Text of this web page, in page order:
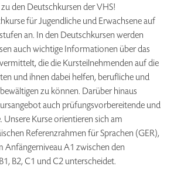
den Deutschkursen der VHS!
für Jugendliche und Erwachsene auf
an. In den Deutschkursen werden
auch wichtige Informationen über das
die die Kursteilnehmenden auf die
und ihnen dabei helfen, berufliche und
zu können. Darüber hinaus
auch prüfungsvorbereitende und
Unsere Kurse orientieren sich am
Referenzrahmen für Sprachen (GER),
Anfängerniveau A1 zwischen den
B2, C1 und C2 unterscheidet.